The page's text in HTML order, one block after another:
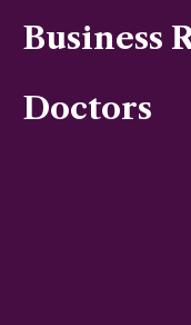
Business
Doctors